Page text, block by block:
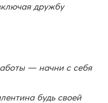
дружбу
— начни с себя
будь своей